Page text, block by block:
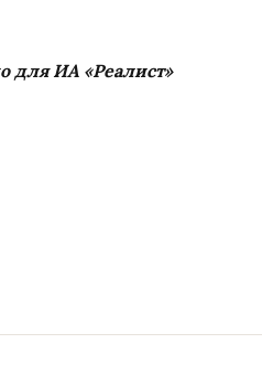
для ИА «Реалист»